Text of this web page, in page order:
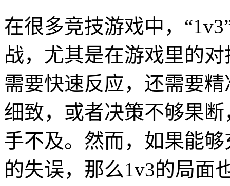
在很多竞技游戏中，
战，尤其是在游戏里的
需要快速反应，还需要
细致，或者决策不够果
手不及。然而，如果能
的失误，那么1v3的局面